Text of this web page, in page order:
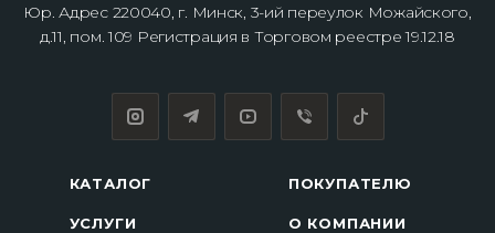
Юр. Адрес 220040, г. Минск, 3-ий переулок Можайского,
д.11, пом. 109 Регистрация в Торговом реестре 19.12.18
КАТАЛОГ
УСЛУГИ
ПОКУПАТЕЛЮ
О КОМПАНИИ